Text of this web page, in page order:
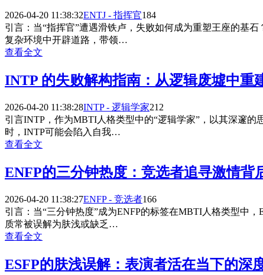
2026-04-20 11:38:32ENTJ - 指挥官184
引言：当“指挥官”遭遇滑铁卢，失败如何成为重塑王座的基
复杂环境中开辟道路，带领…
查看全文
INTP 的失败解构指南：从逻辑废墟中重
2026-04-20 11:38:28INTP - 逻辑学家212
引言INTP，作为MBTI人格类型中的“逻辑学家”，以其深邃
时，INTP可能会陷入自我…
查看全文
ENFP的三分钟热度：竞选者追寻激情背
2026-04-20 11:38:27ENFP - 竞选者166
引言：当“三分钟热度”成为ENFP的标签在MBTI人格类型中
质常被误解为肤浅或缺乏…
查看全文
ESFP的肤浅误解：表演者活在当下的深